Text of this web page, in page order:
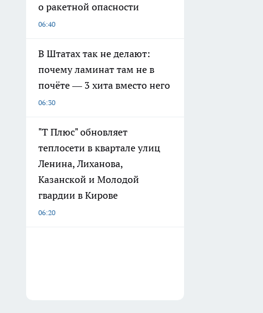
о ракетной опасности
06:40
В Штатах так не делают:
почему ламинат там не в
почёте — 3 хита вместо него
06:30
"Т Плюс" обновляет
теплосети в квартале улиц
Ленина, Лиханова,
Казанской и Молодой
гвардии в Кирове
06:20